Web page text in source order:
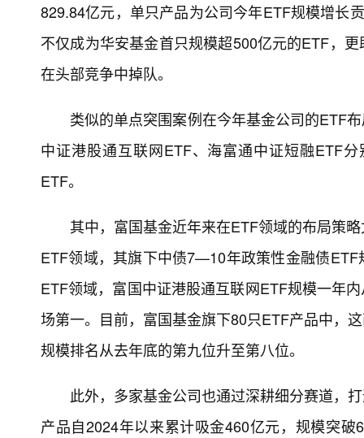
829.84亿元，单只产品为公司今年ETF规模增长
不仅成为华安基金首只规模超500亿元的ETF，
在头部竞争中掉队。
类似的单点突围案例在今年基金公司的ETF
中证港股通互联网ETF、海富通中证短融ETF
ETF。
其中，富国基金近年来在ETF领域的布局策
ETF领域，其旗下中债7—10年政策性金融债
ETF领域，富国中证港股通互联网ETF规模一年
场第一。目前，富国基金旗下80只ETF产品中，
规模排名从去年底的第九位升至第八位。
此外，多家基金公司也通过深耕细分赛道，
产品自2024年以来累计吸金460亿元，规模突